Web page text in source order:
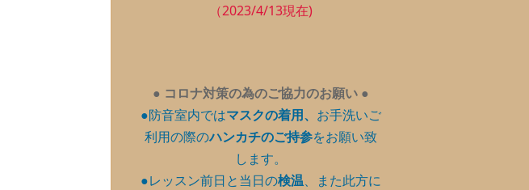
（2023/4/13現在)
● コロナ対策の為のご協力のお願い ●
●防音室内ではマスクの着用、 お手洗いご
利用の際のハンカチのご持参をお願い致
します。
●レッスン前日と当日の検温、また此方に